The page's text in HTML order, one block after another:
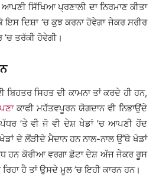
ਸਿੱਖਿਆ ਪ੍ਰਣਾਲੀ ਦਾ ਨਿਰਮਾਣ ਕੀਤਾ
ਦਿਸ਼ਾ ’ਚ ਕੁਝ ਕਰਨਾ ਹੋਵੇਗਾ ਜੇਕਰ ਸਰੀਰ
ਤਰੱਕੀ ਹੋਵੇਗੀ।
ਬਿਹਤਰ ਸਿਹਤ ਦੀ ਕਾਮਨਾ ਤਾਂ ਕਰਦੇ ਹੀ ਹਨ,
ਕਾਫੀ ਮਹੱਤਵਪੂਰਨ ਯੋਗਦਾਨ ਵੀ ਨਿਭਾਉਂਦੇ
’ਤੇ ਵੀ ਜੋ ਵੀ ਦੇਸ਼ ਖੇਡਾਂ ’ਚ ਆਪਣੀ ਹੋਂਦ
ਦੇ ਲੋਂੜੀਦੇ ਮੈਦਾਨ ਹਨ ਨਾਲ-ਨਾਲ ਉੱਥੇ ਖੇਡਾਂ
ਹਨ ਕੋਰੀਆ ਵਰਗਾ ਛੋਟਾ ਦੇਸ਼ ਅੱਜ ਜੇਕਰ ਰੂਸ
ਹੈ ਤਾਂ ਉਸਦੇ ਮੂਲ ’ਚ ਇਹੀ ਕਾਰਨ ਹਨ।